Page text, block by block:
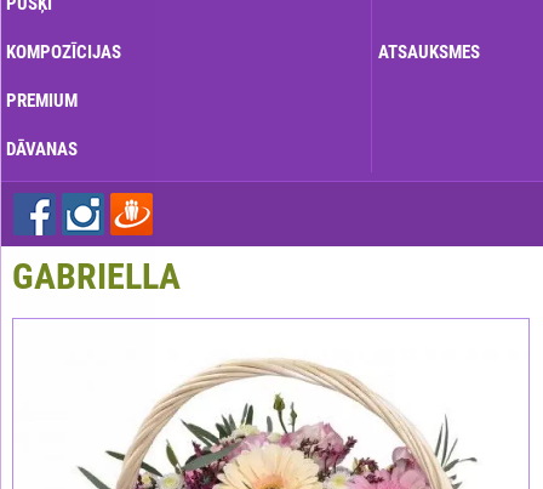
KOMPOZĪCIJAS
PREMIUM
DĀVANAS
ATSAUKSMES
GABRIELLA